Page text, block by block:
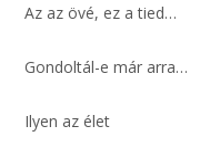
Az az övé, ez a tied…
Gondoltál-e már arra…
Ilyen az élet